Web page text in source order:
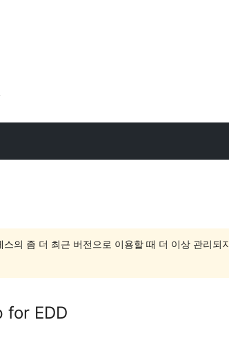
스의 좀 더 최근 버전으로 이용할 때 더 이상 관리되
for EDD